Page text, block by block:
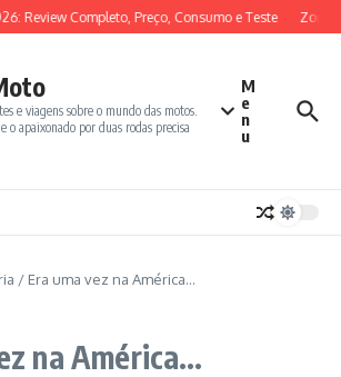
Review Completo, Preço, Consumo e Teste
e viagens sobre o mundo das motos.
o apaixonado por duas rodas precisa
M
e
n
u
/ Era uma vez na América…
na América…